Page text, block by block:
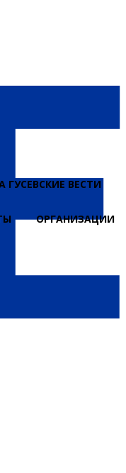
ГУСЕВСКИЕ ВЕСТИ
ОРГАНИЗАЦИИ